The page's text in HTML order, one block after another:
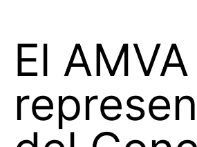
El